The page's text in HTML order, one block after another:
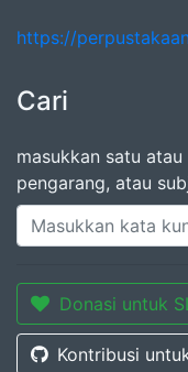
https://
Cari
masukkan satu
pengarang, atau
Donasi untuk
Kontribusi